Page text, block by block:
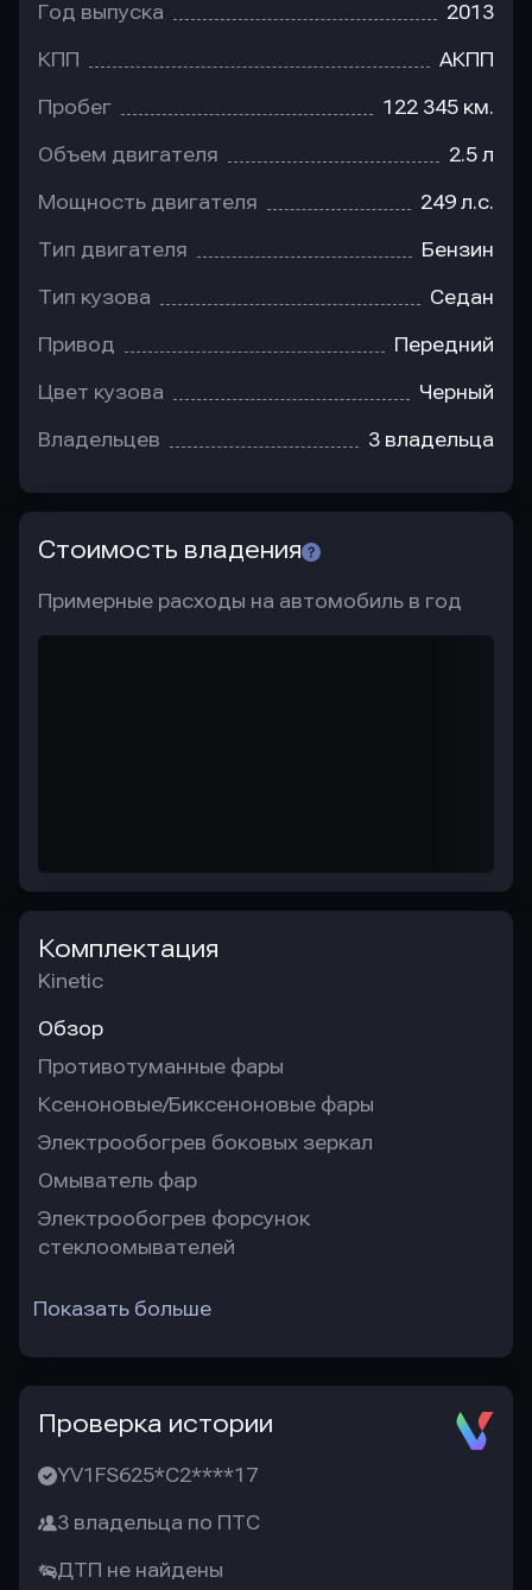
Год выпуска 2013
КПП АКПП
Пробег 122 345 км.
Объем двигателя 2.5 л
Мощность двигателя 249 л.с.
Тип двигателя Бензин
Тип кузова Седан
Привод Передний
Цвет кузова Черный
Владельцев 3 владельца
Стоимость владения
Примерные расходы на автомобиль в год
Комплектация
Kinetic
Обзор
Противотуманные фары
Ксеноновые/Биксеноновые фары
Электрообогрев боковых зеркал
Омыватель фар
Электрообогрев форсунок
стеклоомывателей
Показать больше
Проверка истории
YV1FS625*C2****17
3 владельца по ПТС
ДТП не найдены